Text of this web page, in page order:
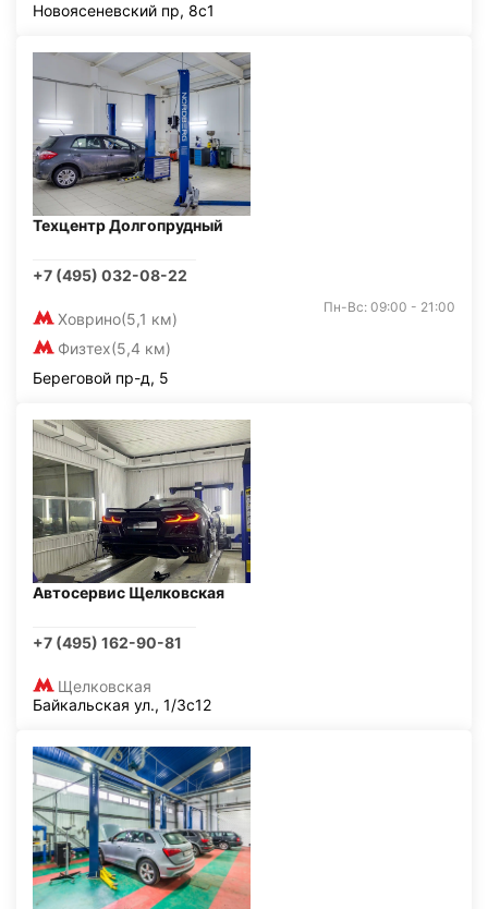
Новоясеневский пр, 8с1
Техцентр Долгопрудный
+7 (495) 032-08-22
Ховрино(5,1 км)
Физтех(5,4 км)
Пн-Вс: 09:00 - 21:00
Береговой пр-д, 5
Автосервис Щелковская
+7 (495) 162-90-81
Щелковская
Байкальская ул., 1/3с12